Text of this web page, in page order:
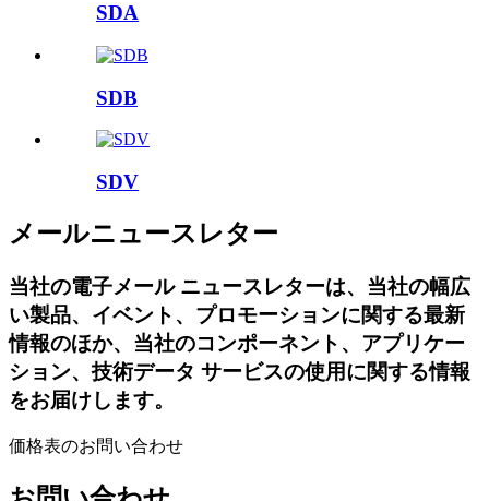
SDA
SDB
SDV
メールニュースレター
当社の電子メール ニュースレターは、当社の幅広
い製品、イベント、プロモーションに関する最新
情報のほか、当社のコンポーネント、アプリケー
ション、技術データ サービスの使用に関する情報
をお届けします。
価格表のお問い合わせ